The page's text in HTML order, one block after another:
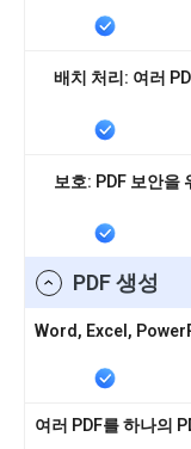
배치 처리: 여러
보호: PDF 보안을
PDF 생성
Word, Excel,
여러 PDF를 하나의